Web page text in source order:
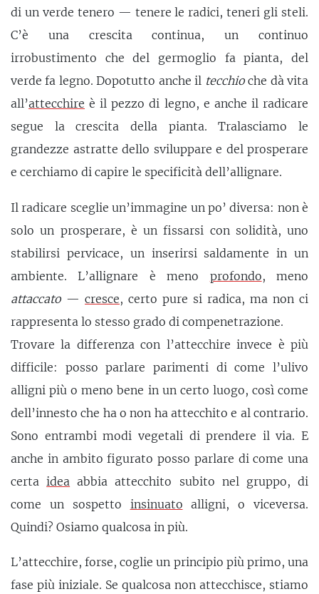
di un verde tenero — tenere le radici, teneri gli steli.
C’è una crescita continua, un continuo
irrobustimento che del germoglio fa pianta, del
verde fa legno. Dopotutto anche il tecchioche dà vita
all’attecchire è il pezzo di legno, e anche il radicare
segue la crescita della pianta. Tralasciamo le
grandezze astratte dello sviluppare e del prosperare
e cerchiamo di capire le specificità dell’allignare.
Il radicare sceglie un’immagine un po’ diversa: non è
solo un prosperare, è un fissarsi con solidità, uno
stabilirsi pervicace, un inserirsi saldamente in un
ambiente. L’allignare è meno profondo, meno
attaccato — cresce, certo pure si radica, ma non ci
rappresenta lo stesso grado di compenetrazione.
Trovare la differenza con l’attecchire invece è più
difficile: posso parlare parimenti di come l’ulivo
alligni più o meno bene in un certo luogo, così come
dell’innesto che ha o non ha attecchito e al contrario.
Sono entrambi modi vegetali di prendere il via. E
anche in ambito figurato posso parlare di come una
certaidea abbia attecchito subito nel gruppo, di
come un sospetto insinuato alligni, o viceversa.
Quindi? Osiamo qualcosa in più.
L’attecchire, forse, coglie un principio più primo, una
fase più iniziale. Se qualcosa non attecchisce, stiamo